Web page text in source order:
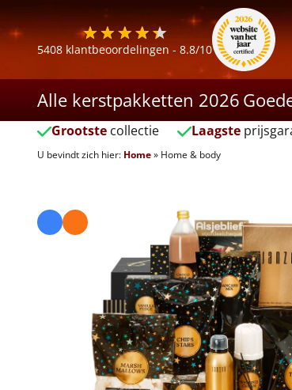
5408 klantbeoordelingen - 8.8/10
Alle kerstpakketten 2026
Grootste collectie Laagste
U bevindt zich hier: Home» Home & body